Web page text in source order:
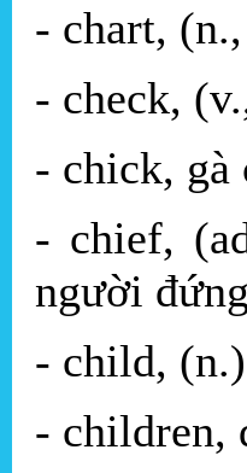
- chart,
- check,
- chick, gà
- chief,
người
- child,
- children,